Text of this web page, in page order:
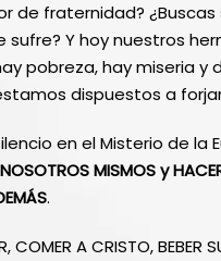
de fraternidad?
sufre? Y hoy nuestros
pobreza, hay miseria
dispuestos a
en el Misterio de
MISMOS y
.
A CRISTO, BEBER